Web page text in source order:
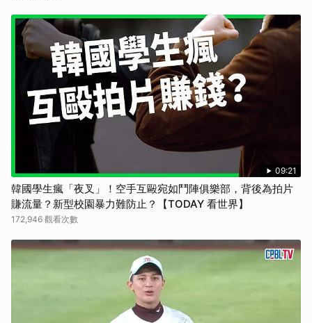
09:21
韓國學生瘋「夜叉」！空手互毆宛如鬥陣俱樂部，背後為拍片
賺流量？新型校園暴力難防止？【TODAY 看世界】
172,946 觀看次數